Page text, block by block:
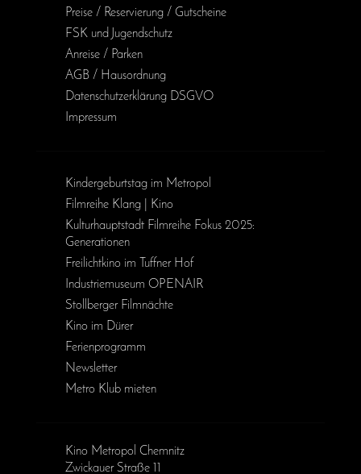
Preise / Reservierung / Gutscheine
FSK und Jugendschutz
Anreise / Parken
AGB / Haus­ordnung
Daten­schutz­erklärung DSGVO
Impressum
Kinder­geburts­tag im Metropol
Filmreihe Klang | Kino
Kulturhauptstadt Filmreihe Fokus 2025:
Generationen
Freilichtkino im Tuffner Hof
Industriemuseum OPENAIR
Stollberger Filmnächte
Kino im Dürer
Ferienprogramm
Newsletter
Metro Klub mieten
Kino Metropol Chemnitz
Zwickauer Straße 11